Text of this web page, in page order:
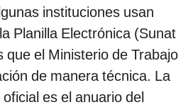
instituciones usan
Planilla Electrónica (Sunat
que el Ministerio de Trabajo
de manera técnica. La
es el anuario del